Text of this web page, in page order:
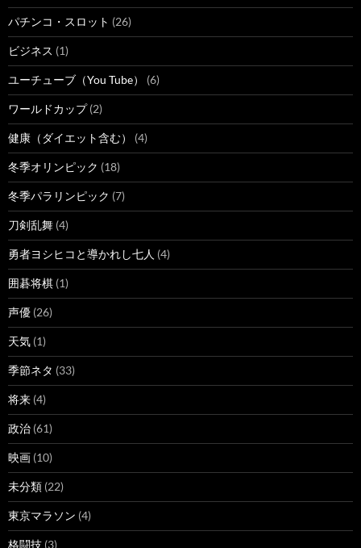
パチンコ・スロット (26)
ビジネス (1)
ユーチューブ（You Tube） (6)
ワールドカップ(2)
健康（ダイエット含む） (4)
冬季オリンピック (18)
冬季パラリンピック (7)
刀剣乱舞 (4)
勇者ヨシヒコと導かれし七人 (4)
囲碁将棋 (1)
声優 (26)
天気 (1)
季節ネタ (33)
将来 (4)
政治 (61)
映画 (10)
未分類 (22)
東京マラソン (4)
格闘技 (3)